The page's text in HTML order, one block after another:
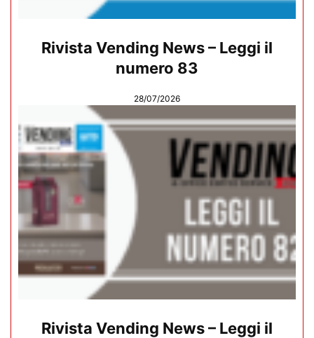
Rivista Vending News – Leggi il
numero 83
28/07/2026
Rivista Vending News – Leggi il